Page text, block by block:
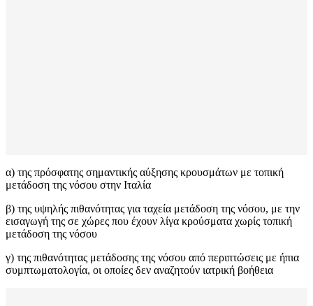
α) της πρόσφατης σημαντικής αύξησης κρουσμάτων με τοπική
μετάδοση της νόσου στην Ιταλία
β) της υψηλής πιθανότητας για ταχεία μετάδοση της νόσου, με την
εισαγωγή της σε χώρες που έχουν λίγα κρούσματα χωρίς τοπική
μετάδοση της νόσου
γ) της πιθανότητας μετάδοσης της νόσου από περιπτώσεις με ήπια
συμπτωματολογία, οι οποίες δεν αναζητούν ιατρική βοήθεια